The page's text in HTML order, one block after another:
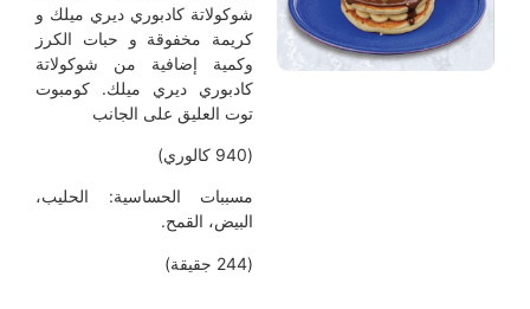
شوكولاتة كادبوري ديري ميلك و
كريمة مخفوقة و حبات الكرز
وكمية إضافية من شوكولاتة
كادبوري ديري ميلك. كومبوت
توت العليق على الجانب
مسببات الحساسية: الحليب،
البيض، القمح.